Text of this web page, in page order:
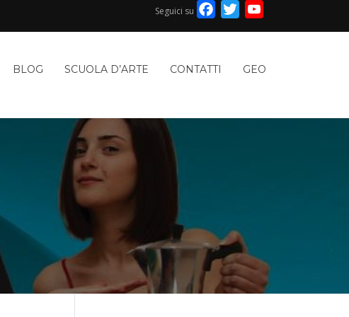
Seguici su Facebook
Twitter
BLOG SCUOLA D’ARTE CONTATTI GEO